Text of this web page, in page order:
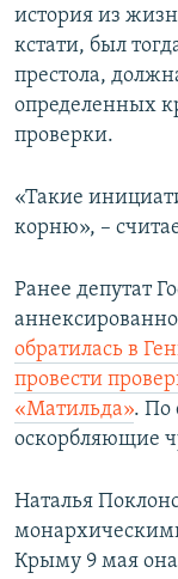
история из
кстати, был
престола,
определенных
проверки.
«Такие
корню», –
Ранее депутат
обратилась в
провести
«Матильда». По
оскорбляющие
Наталья
Крыму 9 мая